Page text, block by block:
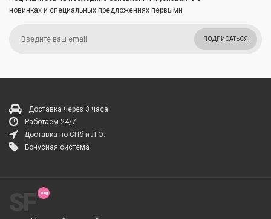
новинках и специальных предложениях первыми
ПОДПИСАТЬСЯ
Доставка через 3 часа
Работаем 24/7
Доставка по СПб и Л.О.
Бонусная система